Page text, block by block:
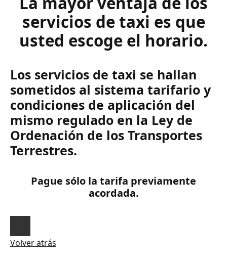
servicios de taxi es que
usted escoge el horario.
Los servicios de taxi se hallan
sometidos al sistema tarifario y
condiciones de aplicación del
mismo regulado en la Ley de
Ordenación de los Transportes
Terrestres.
Pague sólo la tarifa previamente
acordada.
Volver atrás